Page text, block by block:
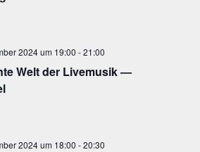
Welt der Live­mu­sik —
2024 um 19:00 -21:00
2024 um 18:00 -20:30